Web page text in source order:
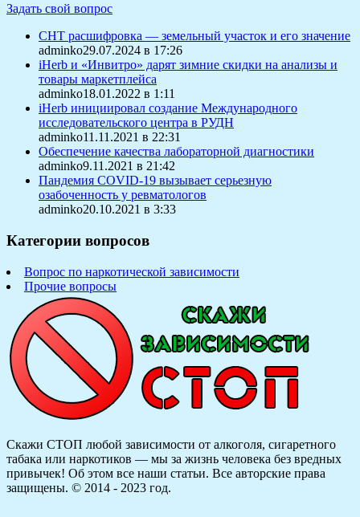
Задать свой вопрос
СНТ расшифровка — земельный участок и его значение
adminko29.07.2024 в 17:26
iHerb и «Инвитро» дарят зимние скидки на анализы и
товары маркетплейса
adminko18.01.2022 в 1:11
iHerb инициировал создание Международного
исследовательского центра в РУДН
adminko11.11.2021 в 22:31
Обеспечение качества лабораторной диагностики
adminko9.11.2021 в 21:42
Пандемия COVID-19 вызывает серьезную
озабоченность у ревматологов
adminko20.10.2021 в 3:33
Категории вопросов
Вопрос по наркотической зависимости
Прочие вопросы
Скажи СТОП любой зависимости от алкоголя, сигаретного
табака или наркотиков — мы за жизнь человека без вредных
привычек! Об этом все наши статьи. Все авторские права
защищены. © 2014 - 2023 год.